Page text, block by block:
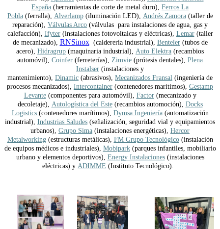
España (herramientas de corte de metal duro), Ferros La
Pobla(ferralla), Alverlamp(iluminación LED), Andrés Zamora(taller de
reparación), Válvulas Arco (válvulas para instalaciones de agua, gas y
calefacción), Ifyter(instalaciones fotovoltaicas y eléctricas), Lemar(taller
de mecanizado), RNSinox (calderería industrial), Benteler(tubos de
acero), Hidragrup (maquinaria industrial), Auto Elektra (recambios
automóvil), Coinfer (ferreterías), Zimvie (prótesis dentales), Plena
Instalser (instalaciones y
mantenimiento), Dinamic (abrasivos), Mecanizados Fransal (ingeniería de
procesos mecanizados), Intercontainer (contenedores marítimos), Gestamp
Levante(componentes para automóvil), Factor(mecanizado y
decoletaje), Autologística del Este(recambios automoción), Docks
Logistics(contenedores marítimos), Dymsa Ingeniería(automatización
industrial), Industrias Saludes (señalización, seguridad vial y equipamientos
urbanos), Grupo Sima (instalaciones energéticas), Hercor
Metalworking(estructuras metálicas), FM Grupo Tecnológico(instalación
de equipos médicos e industriales), Mobipark(parques infantiles, mobiliario
urbano y elementos deportivos), Energy Instalaciones(instalaciones
eléctricas) y ADIMME (Instituto Tecnológico).